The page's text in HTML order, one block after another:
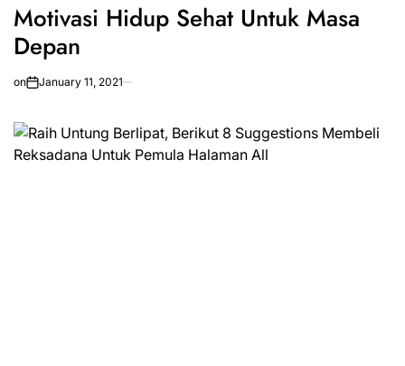
Motivasi Hidup Sehat Untuk Masa
Depan
on January 11, 2021